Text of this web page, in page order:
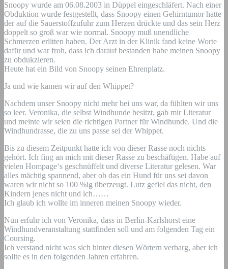
Snoopy wurde am 06.08.2003 in Düppel eingeschläfert. Nach einer
Obduktion wurde festgestellt, dass Snoopy einen Gehirntumor hatte
der auf die Sauerstoffzufuhr zum Herzen drückte und das sein Herz
doppelt so groß war wie normal. Snoopy muß unendliche
Schmerzen erlitten haben. Der Arzt in der Klinik fand keine Worte
dafür und war froh, dass ich darauf bestanden habe meinen Snoopy
zu obdukzieren.
Heute hat ein Bild von Snoopy seinen Ehrenplatz.
Ja und wie kamen wir auf den Whippet?
Nachdem unser Snoopy nicht mehr bei uns war, da fühlten wir uns
so leer. Veronika, die selbst Windhunde besitzt, gab mir Literatur
und meinte wir seien die richtigen Partner für Windhunde. Und die
Windhundrasse, die zu uns passe sei der Whippet.
Bis zu diesem Zeitpunkt hatte ich von dieser Rasse noch nichts
gehört. Ich fing an mich mit dieser Rasse zu beschäftigen. Habe auf
vielen Hompage‘s geschnüffelt und diverse Literatur gelesen. War
alles mächtig spannend, aber ob das ein Hund für uns sei davon
waren wir nicht so 100 %ig überzeugt. Lutz gefiel das nicht, den
Kindern jenes nicht und ich……
Ich glaub ich wollte im inneren meinen Snoopy wieder.
Nun erfuhr ich von Veronika, dass in Berlin-Karlshorst eine
Windhundveranstaltung stattfinden soll und am folgenden Tag ein
Coursing.
Ich verstand nicht was sich hinter diesen Wörtern verbarg, aber ich
sollte es in den folgenden Jahren erfahren.